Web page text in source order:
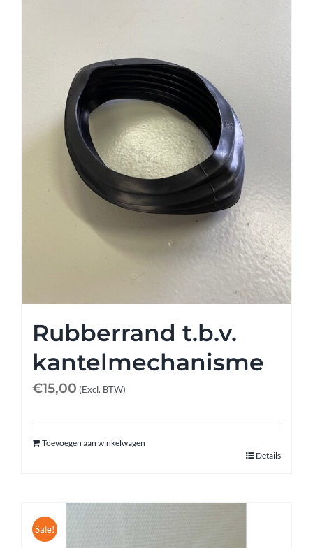
Rubberrand t.b.v.
kantelmechanisme
€15,00 (Excl. BTW)
Toevoegen aan winkelwagen
Details
Sale!